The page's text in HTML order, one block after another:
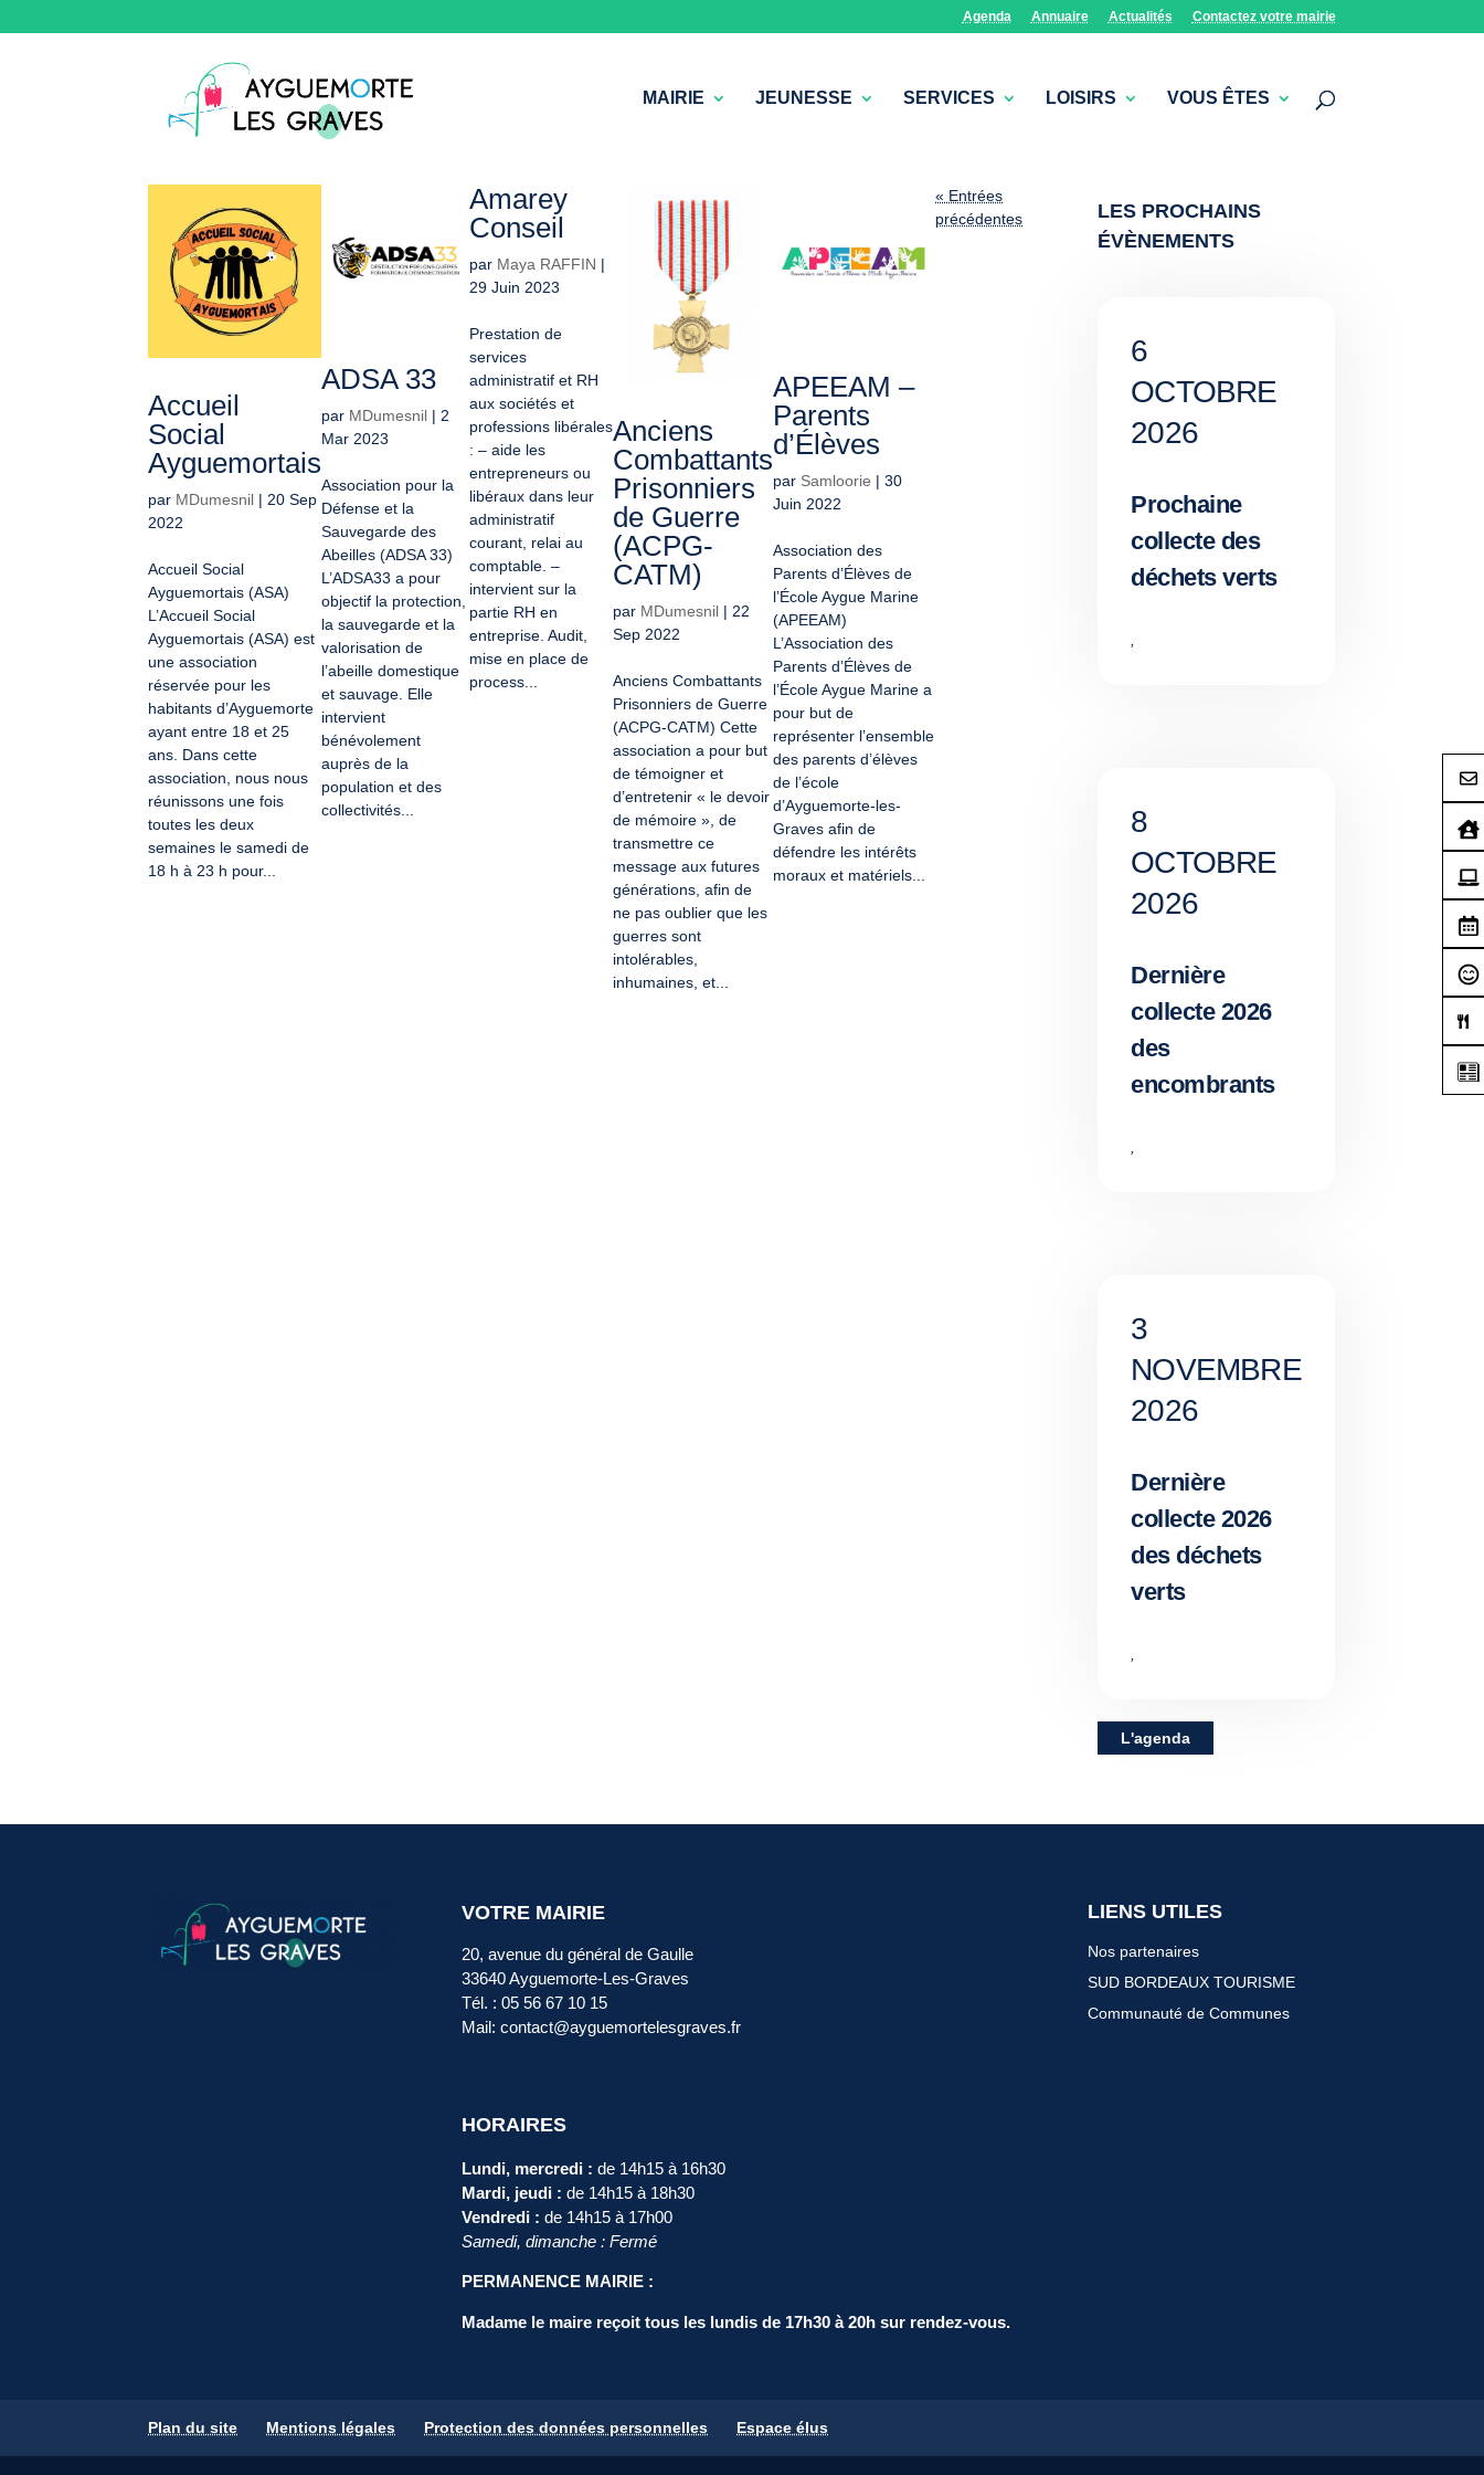
Agenda Annuaire Actualités Contactez votre mairie
MAIRIE JEUNESSE SERVICES LOISIRS VOUS ÊTES
Accueil
Social
Ayguemortais
par MDumesnil | 20 Sep
2022
Accueil Social
Ayguemortais (ASA)
L’Accueil Social
Ayguemortais (ASA) est
une association
réservée pour les
habitants d’Ayguemorte
ayant entre 18 et 25
ans. Dans cette
association, nous nous
réunissons une fois
toutes les deux
semaines le samedi de
18 h à 23 h pour...
ADSA 33
par MDumesnil |2
Mar 2023
Association pour la
Défense et la
Sauvegarde des
Abeilles (ADSA 33)
L’ADSA33 a pour
objectif la protection,
la sauvegarde et la
valorisation de
l’abeille domestique
et sauvage. Elle
intervient
bénévolement
auprès de la
population et des
collectivités...
Amarey
Conseil
par Maya RAFFIN |
29 Juin 2023
Prestation de
services
administratif et RH
aux sociétés et
professions libérales
: – aide les
entrepreneurs ou
libéraux dans leur
administratif
courant, relai au
comptable. –
intervient sur la
partie RH en
entreprise. Audit,
mise en place de
process...
Anciens
Combattants
Prisonniers
de Guerre
(ACPG-
CATM)
par MDumesnil | 22
Sep 2022
Anciens Combattants
Prisonniers de Guerre
(ACPG-CATM) Cette
association a pour but
de témoigner et
d’entretenir « le devoir
de mémoire », de
transmettre ce
message aux futures
générations, afin de
ne pas oublier que les
guerres sont
intolérables,
inhumaines, et...
APEEAM –
Parents
d’Élèves
par Samloorie |30
Juin 2022
Association des
Parents d’Élèves de
l’École Aygue Marine
(APEEAM)
L’Association des
Parents d’Élèves de
l’École Aygue Marine a
pour but de
représenter l’ensemble
des parents d’élèves
de l’école
d’Ayguemorte-les-
Graves afin de
défendre les intérêts
moraux et matériels...
« Entrées
précédentes
LES PROCHAINS
ÉVÈNEMENTS
6
OCTOBRE
2026
Prochaine
collecte des
déchets verts
8
OCTOBRE
2026
Dernière
collecte 2026
des
encombrants
3
NOVEMBRE
2026
Dernière
collecte 2026
des déchets
verts
L'agenda
VOTRE MAIRIE
20, avenue du général de Gaulle
33640 Ayguemorte-Les-Graves
Tél. : 05 56 67 10 15
Mail: contact@ayguemortelesgraves.fr
HORAIRES
Lundi, mercredi : de 14h15 à 16h30
Mardi, jeudi : de 14h15 à 18h30
Vendredi : de 14h15 à 17h00
Samedi, dimanche : Fermé
PERMANENCE MAIRIE :
Madame le maire reçoit tous les lundis de 17h30 à 20h sur rendez-vous.
LIENS UTILES
Nos partenaires
SUD BORDEAUX TOURISME
Communauté de Communes
Plan du site Mentions légales Protection des données personnelles Espace élus